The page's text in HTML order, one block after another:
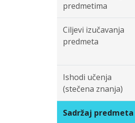
predmetima
Ciljevi izučavanja
predmeta
Ishodi učenja
(stečena znanja)
Sadržaj predmeta